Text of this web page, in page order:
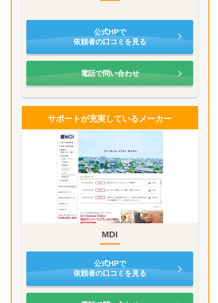
公式HPで
依頼者の口コミを見る
電話で問い合わせ
サポートが充実しているメーカー
MDI
公式HPで
依頼者の口コミを見る